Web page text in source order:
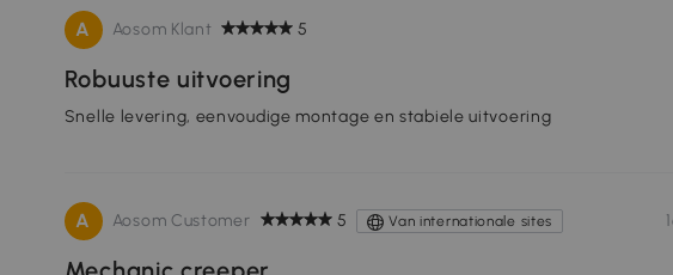
A Aosom Klant 5
Robuuste uitvoering
Snelle levering, eenvoudige montage en stabiele uitvoering
A Aosom Customer 5 Van internationale sites